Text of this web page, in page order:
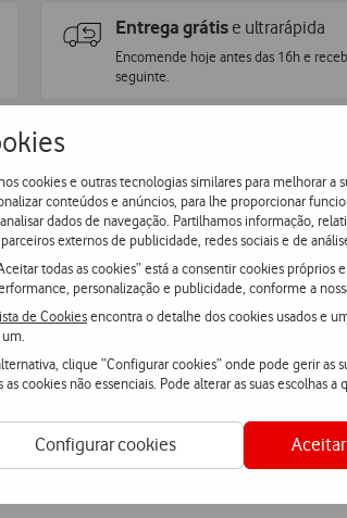
cookies e outras tecnologias similares para melhorar a
conteúdos e anúncios, para lhe proporcionar
dados de navegação. Partilhamos informação,
externos de publicidade, redes sociais e de
todas as cookies” está a consentir cookies próprios
personalização e publicidade, conforme a
de Cookiesencontra o detalhe dos cookies usados e
clique “Configurar cookies” onde pode gerir as
as cookies não essenciais. Pode alterar as suas escolhas a
Configurar cookies
Entrega grátis e ultrarápida
Encomende hoje antes das 16h e
seguinte